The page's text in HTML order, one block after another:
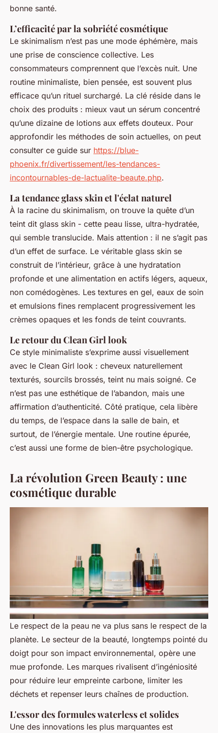
bonne santé.
L’efficacité par la sobriété cosmétique
Le skinimalism n’est pas une mode éphémère, mais
une prise de conscience collective. Les
consommateurs comprennent que l’excès nuit. Une
routine minimaliste, bien pensée, est souvent plus
efficace qu’un rituel surchargé. La clé réside dans le
choix des produits : mieux vaut un sérum concentré
qu’une dizaine de lotions aux effets douteux. Pour
approfondir les méthodes de soin actuelles, on peut
consulter ce guide sur https://blue-
phoenix.fr/divertissement/les-tendances-
incontournables-de-lactualite-beaute.php.
La tendance glass skin et l'éclat naturel
À la racine du skinimalism, on trouve la quête d’un
teint dit glass skin - cette peau lisse, ultra-hydratée,
qui semble translucide. Mais attention : il ne s’agit pas
d’un effet de surface. Le véritable glass skin se
construit de l’intérieur, grâce à une hydratation
profonde et une alimentation en actifs légers, aqueux,
non comédogènes. Les textures en gel, eaux de soin
et emulsions fines remplacent progressivement les
crèmes opaques et les fonds de teint couvrants.
Le retour du Clean Girl look
Ce style minimaliste s’exprime aussi visuellement
avec le Clean Girl look : cheveux naturellement
texturés, sourcils brossés, teint nu mais soigné. Ce
n’est pas une esthétique de l’abandon, mais une
affirmation d’authenticité. Côté pratique, cela libère
du temps, de l’espace dans la salle de bain, et
surtout, de l’énergie mentale. Une routine épurée,
c’est aussi une forme de bien-être psychologique.
La révolution Green Beauty : une
cosmétique durable
Le respect de la peau ne va plus sans le respect de la
planète. Le secteur de la beauté, longtemps pointé du
doigt pour son impact environnemental, opère une
mue profonde. Les marques rivalisent d’ingéniosité
pour réduire leur empreinte carbone, limiter les
déchets et repenser leurs chaînes de production.
L'essor des formules waterless et solides
Une des innovations les plus marquantes est